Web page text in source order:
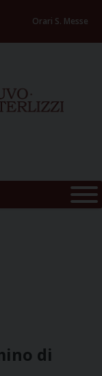
Orari S. Messe
di